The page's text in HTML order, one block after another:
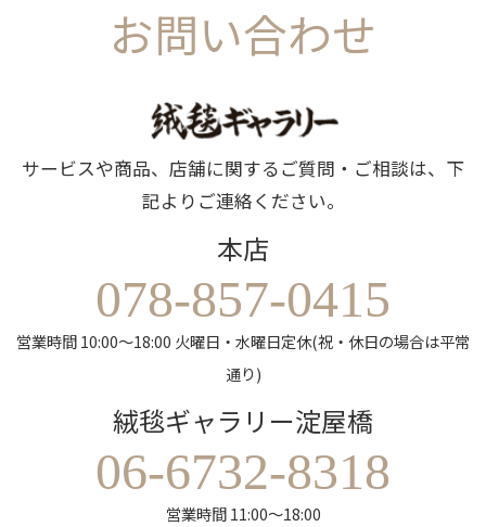
お問い合わせ
サービスや商品、店舗に関するご質問・ご相談は、下
記よりご連絡ください。
本店
078-857-0415
営業時間 10:00～18:00 火曜日・水曜日定休(祝・休日の場合は平常
通り)
絨毯ギャラリー淀屋橋
06-6732-8318
営業時間 11:00～18:00